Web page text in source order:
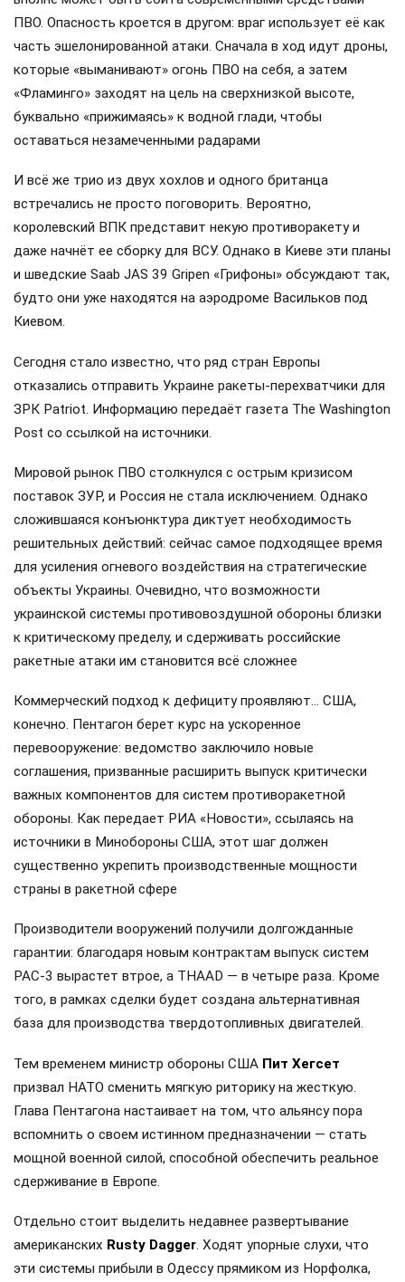
ПВО. Опасность кроется в другом: враг использует её как
часть эшелонированной атаки. Сначала в ход идут дроны,
которые «выманивают» огонь ПВО на себя, а затем
«Фламинго» заходят на цель на сверхнизкой высоте,
буквально «прижимаясь» к водной глади, чтобы
оставаться незамеченными радарами
И всё же трио из двух хохлов и одного британца
встречались не просто поговорить. Вероятно,
королевский ВПК представит некую противоракету и
даже начнёт ее сборку для ВСУ. Однако в Киеве эти планы
и шведские Saab JAS 39 Gripen «Грифоны» обсуждают так,
будто они уже находятся на аэродроме Васильков под
Киевом.
Сегодня стало известно, что ряд стран Европы
отказались отправить Украине ракеты-перехватчики для
ЗРК Patriot. Информацию передаёт газета The Washington
Post со ссылкой на источники.
Мировой рынок ПВО столкнулся с острым кризисом
поставок ЗУР, и Россия не стала исключением. Однако
сложившаяся конъюнктура диктует необходимость
решительных действий: сейчас самое подходящее время
для усиления огневого воздействия на стратегические
объекты Украины. Очевидно, что возможности
украинской системы противовоздушной обороны близки
к критическому пределу, и сдерживать российские
ракетные атаки им становится всё сложнее
Коммерческий подход к дефициту проявляют… США,
конечно. Пентагон берет курс на ускоренное
перевооружение: ведомство заключило новые
соглашения, призванные расширить выпуск критически
важных компонентов для систем противоракетной
обороны. Как передает РИА «Новости», ссылаясь на
источники в Минобороны США, этот шаг должен
существенно укрепить производственные мощности
страны в ракетной сфере
Производители вооружений получили долгожданные
гарантии: благодаря новым контрактам выпуск систем
PAC-3 вырастет втрое, а THAAD — в четыре раза. Кроме
того, в рамках сделки будет создана альтернативная
база для производства твердотопливных двигателей.
Тем временем министр обороны США Пит Хегсет
призвал НАТО сменить мягкую риторику на жесткую.
Глава Пентагона настаивает на том, что альянсу пора
вспомнить о своем истинном предназначении — стать
мощной военной силой, способной обеспечить реальное
сдерживание в Европе.
Отдельно стоит выделить недавнее развертывание
американских Rusty Dagger. Ходят упорные слухи, что
эти системы прибыли в Одессу прямиком из Норфолка,